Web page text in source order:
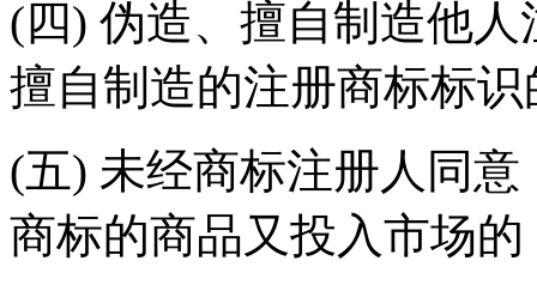
(四) 伪造、擅自制造他
擅自制造的注册商标标识
(五) 未经商标注册人同
商标的商品又投入市场的